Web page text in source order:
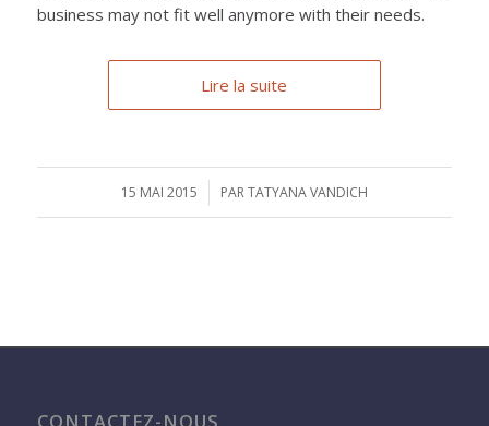
business may not fit well anymore with their needs.
Lire la suite
15 MAI 2015
/ PARTATYANA VANDICH
CONTACTEZ-NOUS